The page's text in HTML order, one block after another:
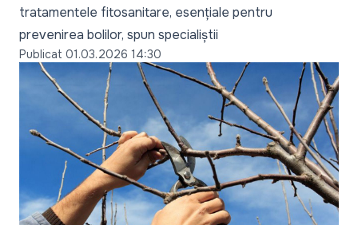
tratamentele fitosanitare, esențiale pentru
prevenirea bolilor, spun specialiștii
Publicat 01.03.2026 14:30